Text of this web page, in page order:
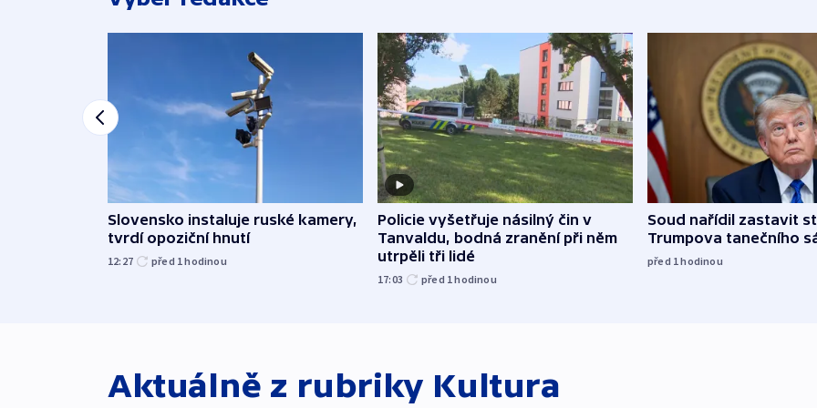
Slovensko instaluje ruské kamery,
tvrdí opoziční hnutí
12:27 před 1hodinou
Policie vyšetřuje násilný čin v
Tanvaldu, bodná zranění při něm
utrpěli tři lidé
17:03 před 1hodinou
Soud nařídil zastavit
Trumpova tanečního
před 1hodinou
Aktuálně z rubriky Kultura